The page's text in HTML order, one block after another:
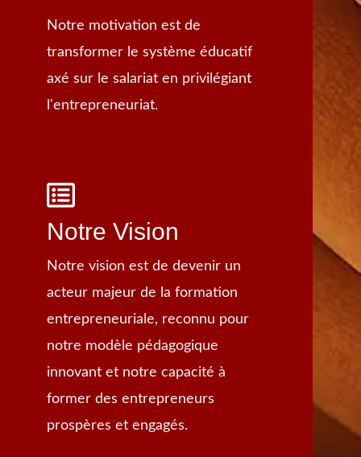
Notre motivation est de
transformer le système éducatif
axé sur le salariat en privilégiant
l'entrepreneuriat.
Notre Vision
Notre vision est de devenir un
acteur majeur de la formation
entrepreneuriale, reconnu pour
notre modèle pédagogique
innovant et notre capacité à
former des entrepreneurs
prospères et engagés.